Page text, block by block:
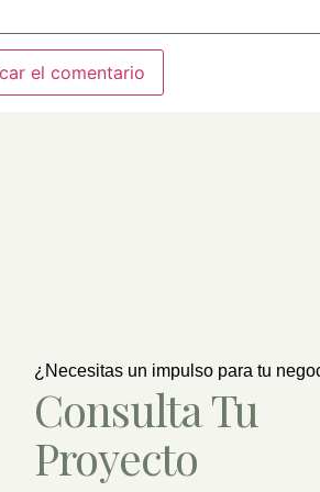
¿Necesitas un impulso para tu
Consulta Tu
Proyecto